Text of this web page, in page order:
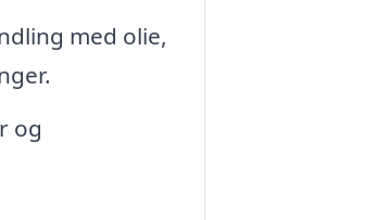
med olie,
og